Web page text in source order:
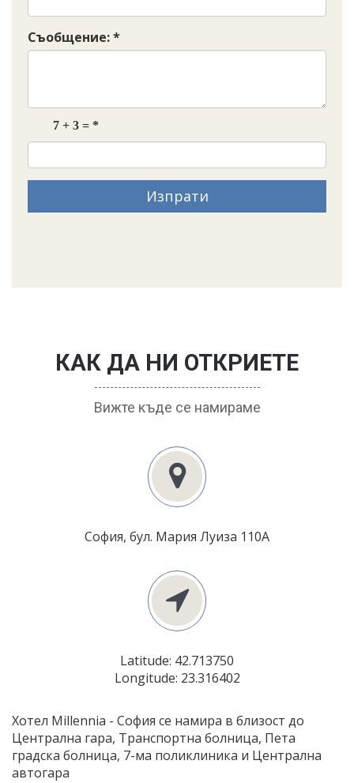
Съобщение: *
Изпрати
КАК ДА НИ ОТКРИЕТЕ
Вижте къде се намираме
София, бул. Мария Луиза 110А
Latitude: 42.713750
Longitude: 23.316402
Хотел Millennia - София се намира в близост до
Централна гара, Транспортна болница, Пета
градска болница, 7-ма поликлиника и Централна
автогара